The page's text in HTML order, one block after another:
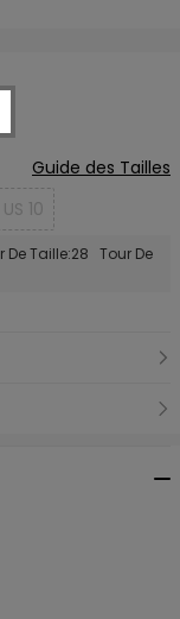
Guide des Tailles
10
Taille:28 Tour De